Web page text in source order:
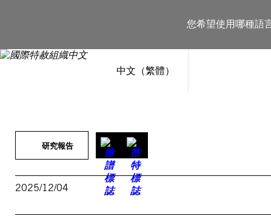
您希望使用哪種語
中文（繁體）
內
研究報告
2025/12/04